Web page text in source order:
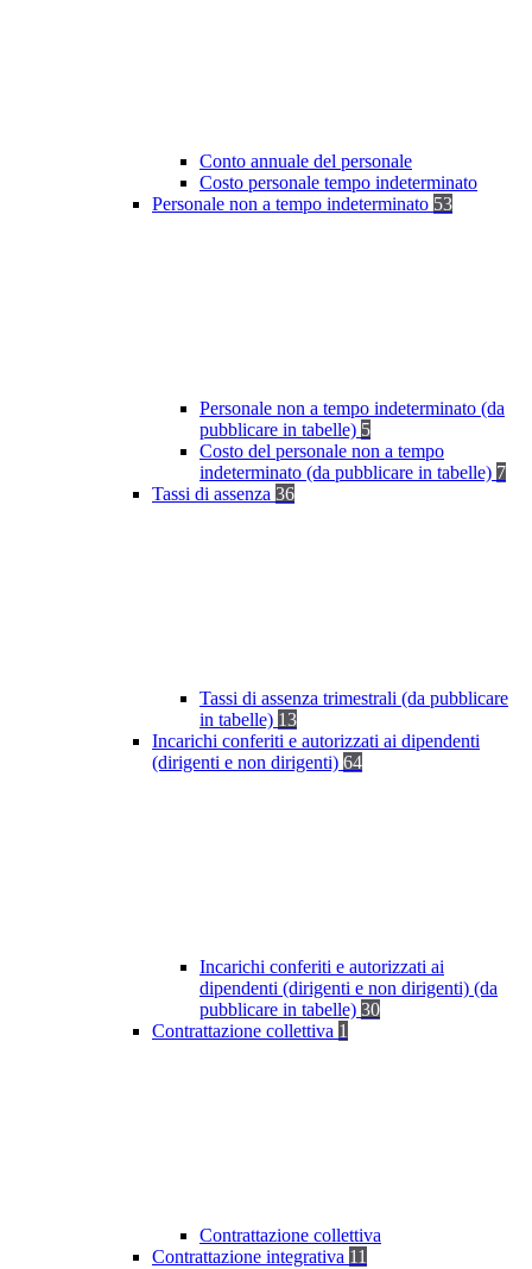
Conto annuale del personale
Costo personale tempo indeterminato
Personale non a tempo indeterminato 53
Personale non a tempo indeterminato (da
pubblicare in tabelle) 5
Costo del personale non a tempo
indeterminato (da pubblicare in tabelle) 7
Tassi di assenza 36
Tassi di assenza trimestrali (da pubblicare
in tabelle) 13
Incarichi conferiti e autorizzati ai dipendenti
(dirigenti e non dirigenti) 64
Incarichi conferiti e autorizzati ai
dipendenti (dirigenti e non dirigenti) (da
pubblicare in tabelle) 30
Contrattazione collettiva 1
Contrattazione collettiva
Contrattazione integrativa 11